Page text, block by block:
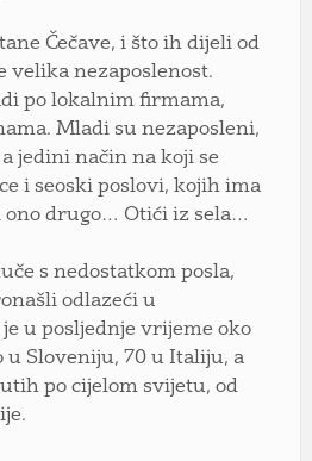
Čečave, i što ih dijeli od
velika nezaposlenost.
po lokalnim firmama,
Mladi su nezaposleni,
jedini način na koji se
i seoski poslovi, kojih ima
ono drugo… Otići iz sela…
s nedostatkom posla,
odlazeći u
u posljednje vrijeme oko
u Sloveniju, 70 u Italiju, a
po cijelom svijetu, od